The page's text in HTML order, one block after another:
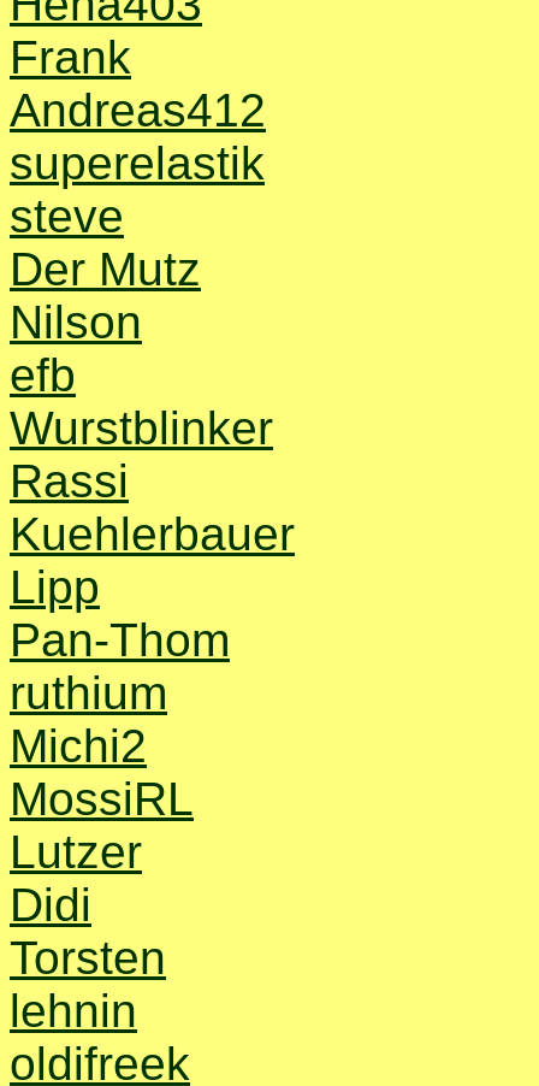
Frank
Andreas412
superelastik
steve
Der Mutz
Nilson
efb
Wurstblinker
Rassi
Kuehlerbauer
Lipp
Pan-Thom
ruthium
Michi2
MossiRL
Lutzer
Didi
Torsten
lehnin
oldifreek